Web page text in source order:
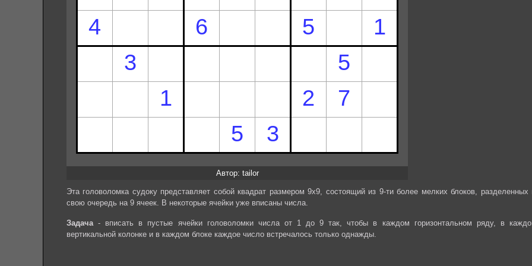
Автор: tailor
Эта головоломка судоку представляет собой квадрат размером 9х9, состоящий из 9-ти более мелких блоков, разделенных
свою очередь на 9 ячеек. В некоторые ячейки уже вписаны числа.
Задача- вписать в пустые ячейки головоломки числа от 1 до 9 так, чтобы в каждом горизонтальном ряду, в
вертикальной колонке и в каждом блоке каждое число встречалось только однажды.